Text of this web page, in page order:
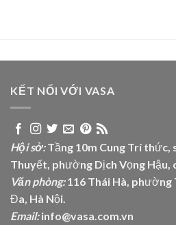
KẾT NỐI VỚI VASA
Hội sở:Tầng 10m Cung Trí thức,
Thuyết, phường Dịch Vọng Hậu,
Văn phòng:116 Thái Hà, phường
Đa, Hà Nội.
Email:info@vasa.com.vn